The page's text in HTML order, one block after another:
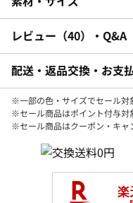
レビュー 40 ・Q&A
配送・返品交換・お支
※一部の色・サイズでセール対
※セール商品はポイント付与対
※セール商品はクーポン・キャ